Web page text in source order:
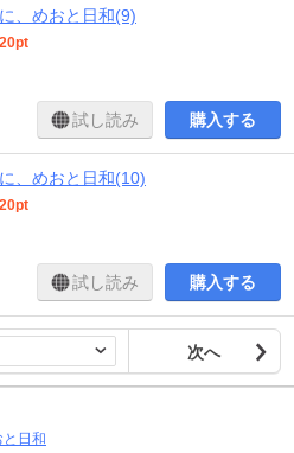
、めおと日和(9)
試し読み 購入する
、めおと日和(10)
試し読み 購入する
次へ
日和